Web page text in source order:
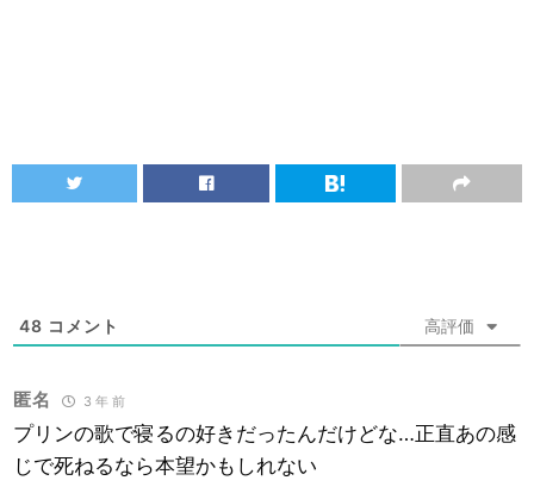
48 コメント 高評価
匿名 3 年 前
プリンの歌で寝るの好きだったんだけどな…正直あの感
じで死ねるなら本望かもしれない